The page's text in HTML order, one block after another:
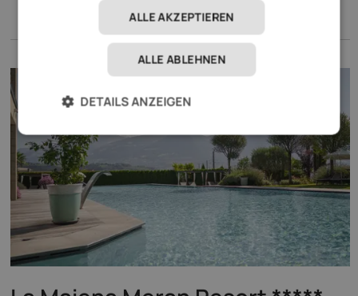
ALLE AKZEPTIEREN
ALLE ABLEHNEN
DETAILS ANZEIGEN